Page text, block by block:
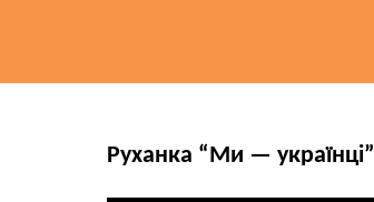
Руханка “Ми — українці”